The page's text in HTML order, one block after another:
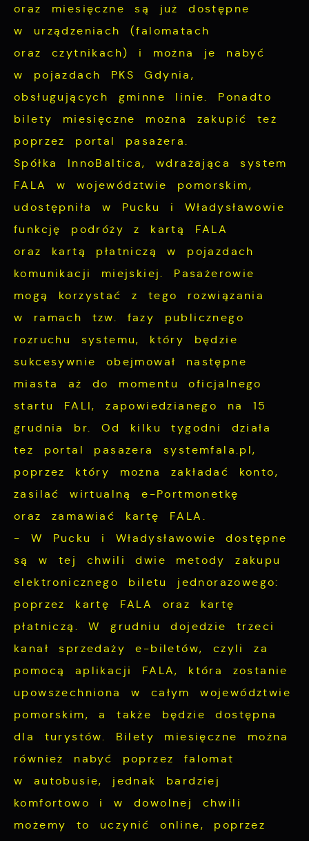
oraz miesięczne są już dostępne
w urządzeniach (falomatach
oraz czytnikach) i można je nabyć
w pojazdach PKS Gdynia,
obsługujących gminne linie. Ponadto
bilety miesięczne można zakupić też
poprzez portal pasażera.
Spółka InnoBaltica, wdrażająca system
FALA w województwie pomorskim,
udostępniła w Pucku i Władysławowie
funkcję podróży z kartą FALA
oraz kartą płatniczą w pojazdach
komunikacji miejskiej. Pasażerowie
mogą korzystać z tego rozwiązania
w ramach tzw. fazy publicznego
rozruchu systemu, który będzie
sukcesywnie obejmował następne
miasta aż do momentu oficjalnego
startu FALI, zapowiedzianego na 15
grudnia br. Od kilku tygodni działa
też portal pasażera systemfala.pl,
poprzez który można zakładać konto,
zasilać wirtualną e-Portmonetkę
oraz zamawiać kartę FALA.
- W Pucku i Władysławowie dostępne
są w tej chwili dwie metody zakupu
elektronicznego biletu jednorazowego:
poprzez kartę FALA oraz kartę
płatniczą. W grudniu dojedzie trzeci
kanał sprzedaży e-biletów, czyli za
pomocą aplikacji FALA, która zostanie
upowszechniona w całym województwie
pomorskim, a także będzie dostępna
dla turystów. Bilety miesięczne można
również nabyć poprzez falomat
w autobusie, jednak bardziej
komfortowo i w dowolnej chwili
możemy to uczynić online, poprzez
mogą pojawić się na stronach podmiotów
trzecich lub firm będących naszymi
partnerami oraz innych dostawców usług.
Firmy te działają w charakterze
pośredników prezentujących nasze treści w
postaci wiadomości, ofert, komunikatów